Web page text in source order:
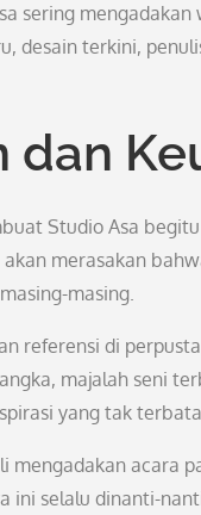
sering
desain terkini,
dan
Studio Asa
merasakan
masing.
referensi di
majalah seni
yang tak
mengadakan acara
ini selalu dinanti-